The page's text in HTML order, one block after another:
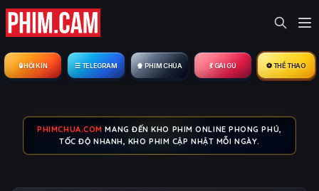
🔒︎ HỘI KÍN ☰ TELEGRAM 🍿 PHIM CHÙA 💃 GÁI GÚ ⚽ THỂ THAO
PHIMCHUA.COM MANG ĐẾN KHO PHIM ONLINE PHONG PHÚ,
TỐC ĐỘ NHANH, KHO PHIM CẬP NHẬT MỖI NGÀY.